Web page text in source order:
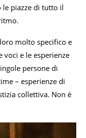
piazze di tutto il
molto specifico e
voci e le esperienze
persone di
– esperienze di
collettiva. Non è